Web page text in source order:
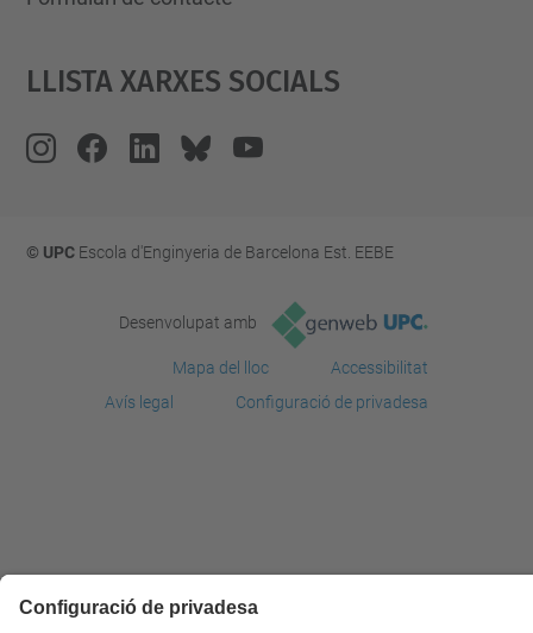
Llista Xarxes Socials
© UPCEscola d'Enginyeria de Barcelona Est. EEBE
Desenvolupat amb
Mapa del lloc
Accessibilitat
Avís legal
Configuració de privadesa